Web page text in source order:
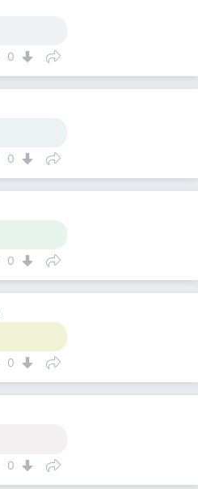
0
0
0
0
0